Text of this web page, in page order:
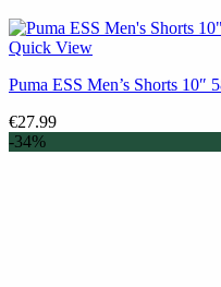
Quick View
Puma ESS Men’s Shorts 10″
€27.99
-34%